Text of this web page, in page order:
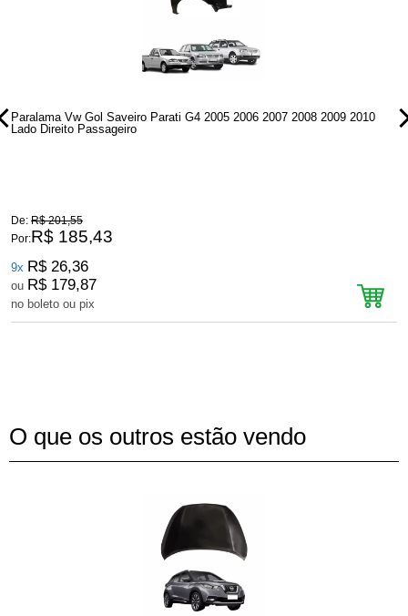
Paralama Vw Gol Saveiro Parati G4 2005 2006 2007 2008 2009 2010
Lado Direito Passageiro
De: R$ 201,55
Por:R$ 185,43
9x R$ 26,36
ou R$ 179,87
no boleto ou pix
O que os outros estão vendo